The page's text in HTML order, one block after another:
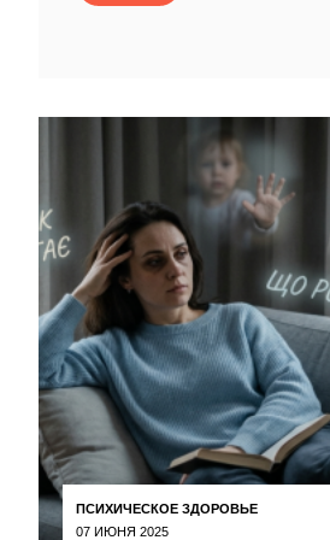
ПСИХИЧЕСКОЕ ЗДОРОВЬЕ
07 ИЮНЯ 2025